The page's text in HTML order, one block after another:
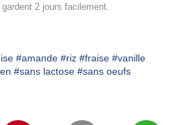
2 jours facilement.
#amande #riz #fraise #vanille
#sans lactose #sans oeufs